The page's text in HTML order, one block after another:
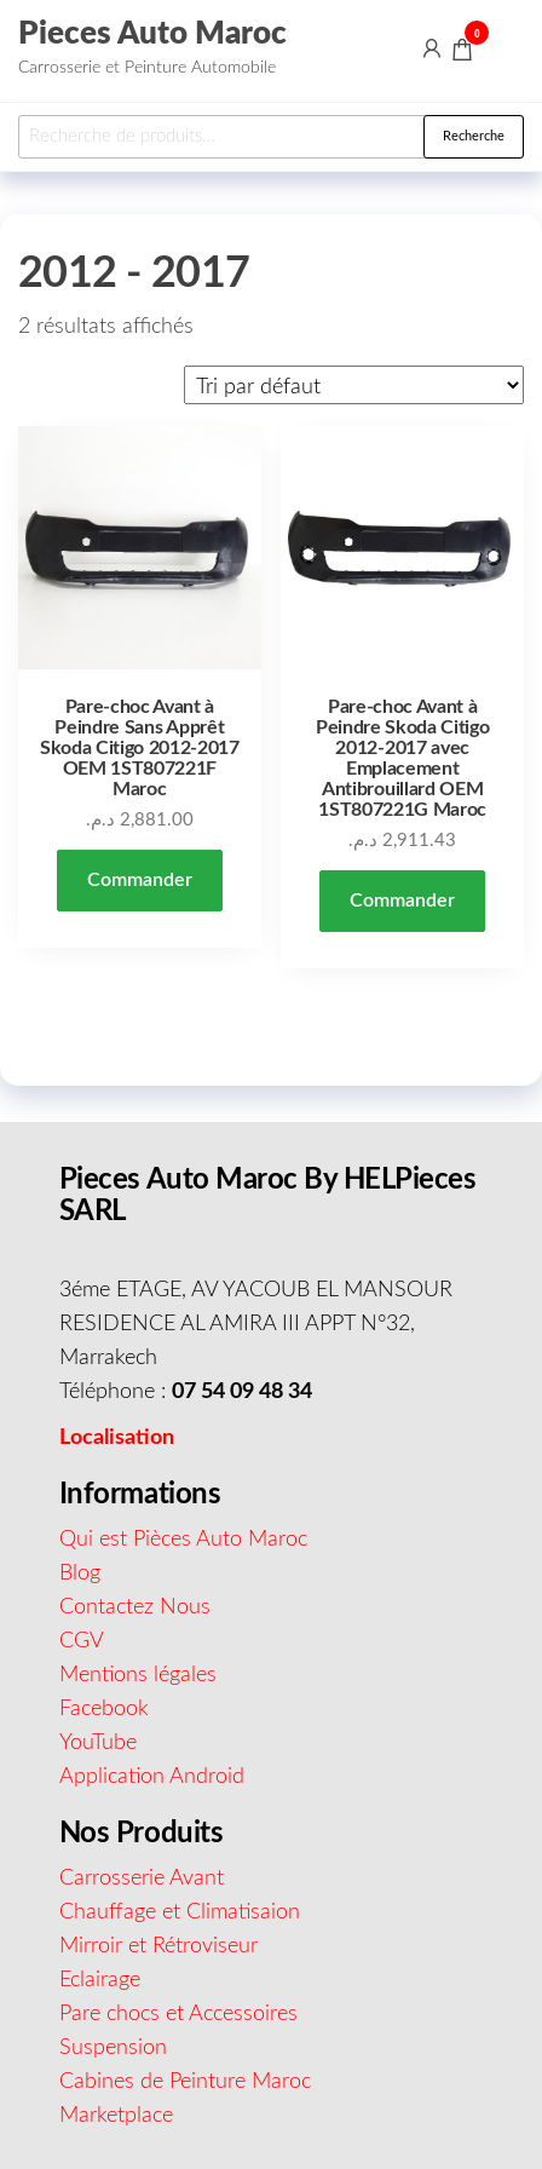
Aller au contenu
Pieces Auto Maroc
Carrosserie et Peinture Automobile
0
Recherche pour : Recherche
2012 - 2017
2 résultats affichés
Pare-choc Avant à
Peindre Sans Apprêt
Skoda Citigo 2012-2017
OEM 1ST807221F
Maroc
2,881.00 د.م.
Commander
Pare-choc Avant à
Peindre Skoda Citigo
2012-2017 avec
Emplacement
Antibrouillard OEM
1ST807221G Maroc
2,911.43 د.م.
Commander
Pieces Auto Maroc By HELPieces
SARL
3éme ETAGE, AV YACOUB EL MANSOUR
RESIDENCE AL AMIRA III APPT N°32,
Marrakech
Téléphone : 07 54 09 48 34
Localisation
Informations
Qui est Pièces Auto Maroc
Blog
Contactez Nous
CGV
Mentions légales
Facebook
YouTube
Application Android
Nos Produits
Carrosserie Avant
Chauffage et Climatisaion
Mirroir et Rétroviseur
Eclairage
Pare chocs et Accessoires
Suspension
Cabines de Peinture Maroc
Marketplace